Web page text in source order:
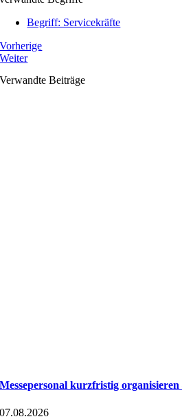
Begriff: Servicekräfte
Vorherige
Weiter
Verwandte Beiträge
Messepersonal kurzfristig organisieren
07.08.2026